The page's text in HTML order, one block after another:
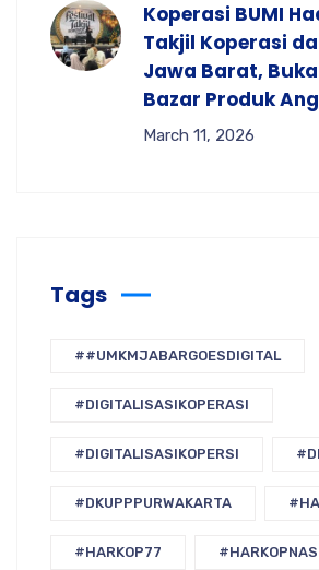
Koperasi BUMI
Takjil Koperasi
Jawa Barat,
Bazar Produk
March 11, 2026
Tags
##UMKMJABARGOESDIGITAL
#DIGITALISASIKOPERASI
#DIGITALISASIKOPERSI
#DKUPPPURWAKARTA
#HARKOP77 #HARKOPNAS